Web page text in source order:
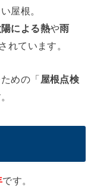
屋根。
陽による熱や雨
れています。
めの「 屋根点検
です。